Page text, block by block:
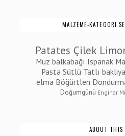
MALZEME-KATEGORI
Patates Çilek
Muz balkabağı Ispanak
Pasta Sütlü Tatlı
elma Böğürtlen
Doğumgünü Enginar
ABOUT THIS